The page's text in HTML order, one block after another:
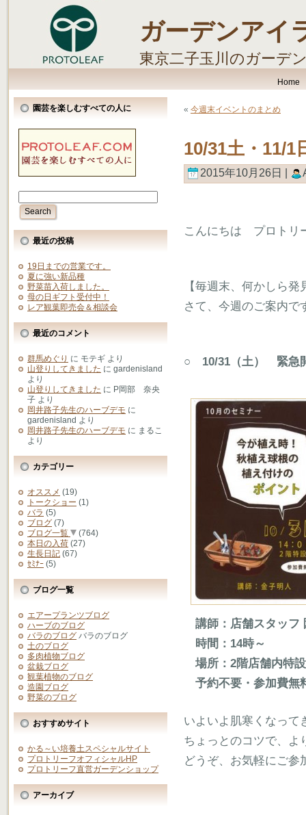
ガーデンアイ
東京二子玉川のガーデ
Home
園芸を楽しむすべての人に
最近の投稿
19日までの営業です。
夏に強い新品種
野菜苗入荷しました。
母の日ギフト受付中！
レア観葉即売会＆相談会
最近のコメント
群馬めぐり に モテギ より
山登りしてきました に gardenisland
より
山登りしてきました に P岡部 奈央
子 より
岡井路子先生のハーブデモ に
gardenisland より
岡井路子先生のハーブデモ に まるこ
より
カテゴリー
オススメ (19)
トークショー (1)
バラ (5)
ブログ (7)
ブログ一覧
(764)
本日の入荷 (27)
生長日記 (67)
ｾﾐﾅｰ (5)
ブログ一覧
エアープランツブログ
ハーブのブログ
バラのブログ バラのブログ
土のブログ
多肉植物ブログ
盆栽ブログ
観葉植物のブログ
造園ブログ
野菜のブログ
おすすめサイト
かる～い培養土スペシャルサイト
プロトリーフオフィシャルHP
プロトリーフ直営ガーデンショップ
アーカイブ
« 今週末イベントのまとめ
10/31土・11/1
2015年10月26日 |
こんにちは プロトリ
【毎週末、何かしら
さて、今週のご案内で
○ 10/31（土） 緊急開
講師：店舗スタッフ
時間：14時～
場所：2階店舗内特
予約不要・参加費無
いよいよ肌寒くなって
ちょっとのコツで、よ
どうぞ、お気軽にご参